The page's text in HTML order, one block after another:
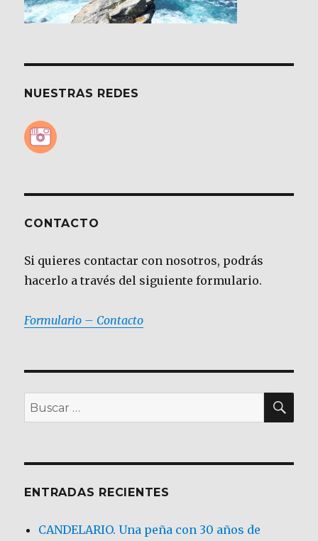
NUESTRAS REDES
CONTACTO
Si quieres contactar con nosotros, podrás
hacerlo a través del siguiente formulario.
Formulario – Contacto
Buscar
por:
ENTRADAS RECIENTES
CANDELARIO. Una peña con 30 años de